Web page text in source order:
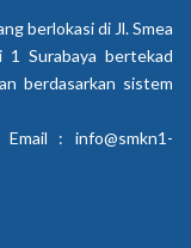
berlokasi di Jl. Smea
1 Surabaya bertekad
berdasarkan sistem
Email : info@smkn1-